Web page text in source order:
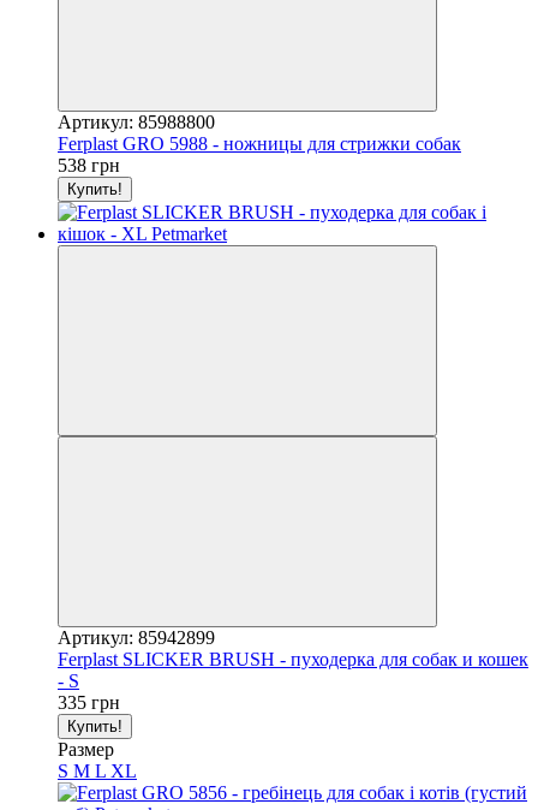
Артикул: 85988800
Ferplast GRO 5988 - ножницы для стрижки собак
538 грн
Купить!
Артикул: 85942899
Ferplast SLICKER BRUSH - пуходерка для собак и кошек
- S
335 грн
Купить!
Размер
S M L XL